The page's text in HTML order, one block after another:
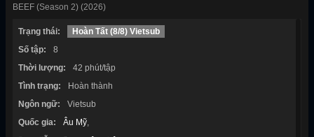
BEEF (Season 2) (2026)
Trạng thái:
Hoàn Tất (8/8) Vietsub
Số tập:
8
Thời lượng:
42 phút/tập
Tình trạng:
Hoàn thành
Ngôn ngữ:
Vietsub
Quốc gia:
Âu Mỹ,